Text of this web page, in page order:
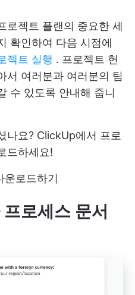
로젝트 플랜의 중요한 세
확인하여 다음 시점에
젝트 실행 . 프로젝트 헌
서 여러분과 여러분의 팀
수 있도록 안내해 줍니
나요? ClickUp에서 프로
드하세요!
운로드하기
로세스 문서